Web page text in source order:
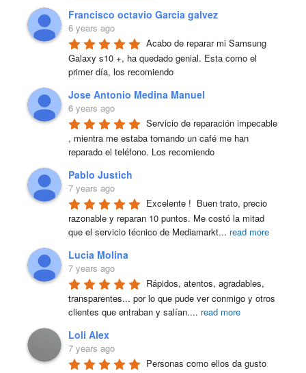
Francisco octavio Garcia galvez
6 years ago
Acabo de reparar mi Samsung
Galaxy s10 +, ha quedado genial. Esta como el
primer día, los recomiendo
Jose Antonio Medina Manuel
6 years ago
Servicio de reparación impecable
, mientra me estaba tomando un café me han
reparado el teléfono. Los recomiendo
Pablo Justich
7 years ago
Excelente !  Buen trato, precio
razonable y reparan 10 puntos. Me costó la mitad
que el servicio técnico de Mediamarkt... read more
Lucia Molina
7 years ago
Rápidos, atentos, agradables,
transparentes... por lo que pude ver conmigo y otros
clientes que entraban y salían.... read more
Loli Alex
7 years ago
Personas como ellos da gusto